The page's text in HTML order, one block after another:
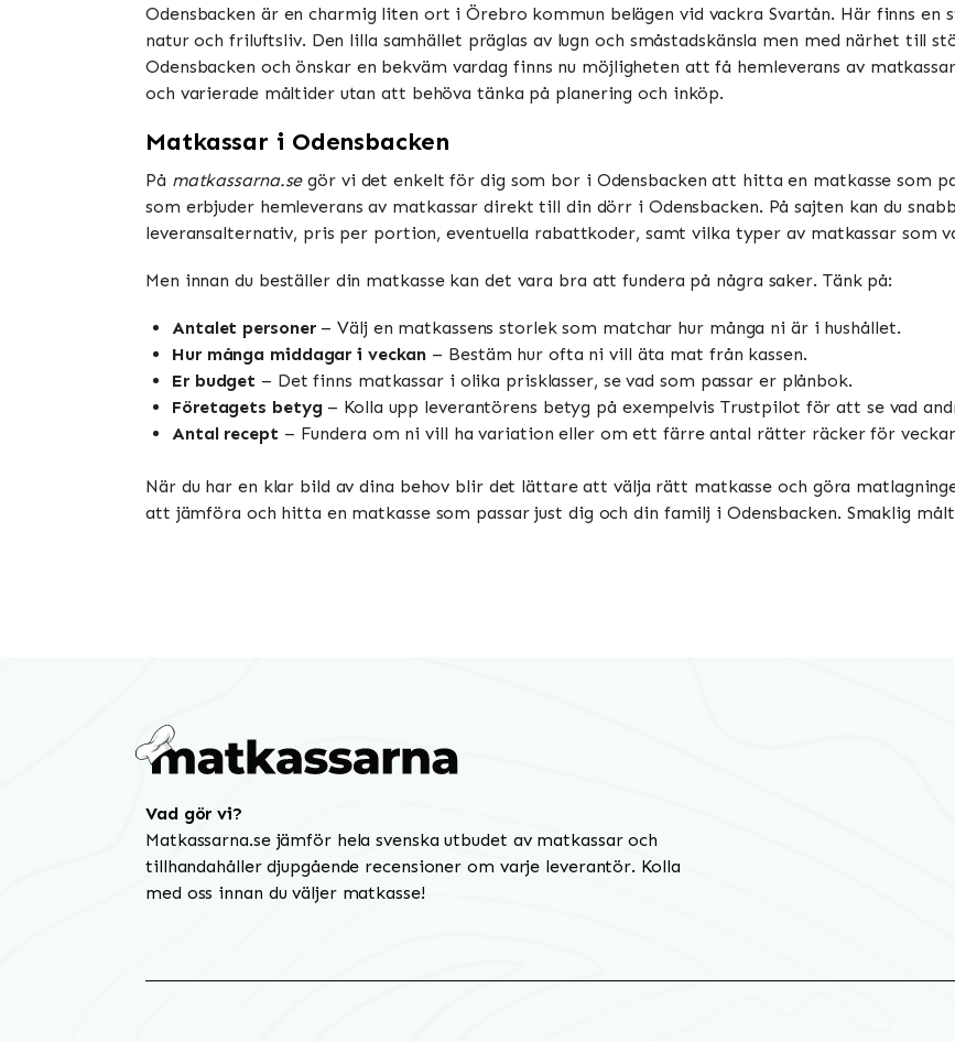
Odensbacken är en charmig liten ort i Örebro kommun belägen vid vackra Svartån. Här finns
natur och friluftsliv. Den lilla samhället präglas av lugn och småstadskänsla men med närhet till
Odensbacken och önskar en bekväm vardag finns nu möjligheten att få hemleverans av
och varierade måltider utan att behöva tänka på planering och inköp.
Matkassar i Odensbacken
På matkassarna.segör vi det enkelt för dig som bor i Odensbacken att hitta en matkasse som
som erbjuder hemleverans av matkassar direkt till din dörr i Odensbacken. På sajten kan du
leveransalternativ, pris per portion, eventuella rabattkoder, samt vilka typer av matkassar som
Men innan du beställer din matkasse kan det vara bra att fundera på några saker. Tänk på:
Antalet personer– Välj en matkassens storlek som matchar hur många ni är i hushållet.
Hur många middagar i veckan – Bestäm hur ofta ni vill äta mat från kassen.
Er budget – Det finns matkassar i olika prisklasser, se vad som passar er plånbok.
Företagets betyg– Kolla upp leverantörens betyg på exempelvis Trustpilot för att se vad
Antal recept – Fundera om ni vill ha variation eller om ett färre antal rätter räcker för
När du har en klar bild av dina behov blir det lättare att välja rätt matkasse och göra
att jämföra och hitta en matkasse som passar just dig och din familj i Odensbacken. Smaklig
Vad gör vi?
Matkassarna.se jämför hela svenska utbudet av matkassar och
tillhandahåller djupgående recensioner om varje leverantör. Kolla
med oss innan du väljer matkasse!